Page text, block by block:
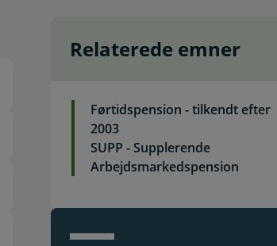
Relaterede emner
Førtidspension - tilkendt efter
2003
SUPP - Supplerende
Arbejdsmarkedspension